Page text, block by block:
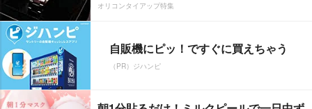
オリコンタイアップ特集
自販機にピッ！ですぐに買えちゃう
（PR）ジハンピ